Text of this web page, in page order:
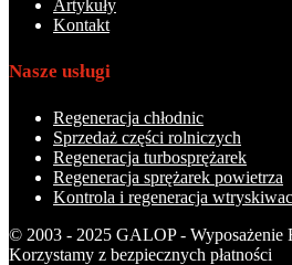
Artykuły
Kontakt
Nasze usługi
Regeneracja chłodnic
Sprzedaż części rolniczych
Regeneracja turbosprężarek
Regeneracja sprężarek powietrza
Kontrola i regeneracja
© 2003 - 2025 GALOP - Wyposażenie
Korzystamy z bezpiecznych płatności